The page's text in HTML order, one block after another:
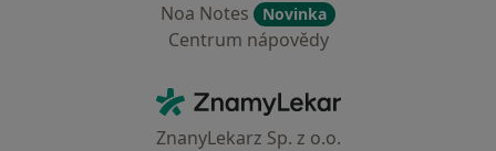
Noa Notes
Novinka
Centrum nápovědy
ZnamyLekar - Hlavní stránka
ZnanyLekarz Sp. z o.o.